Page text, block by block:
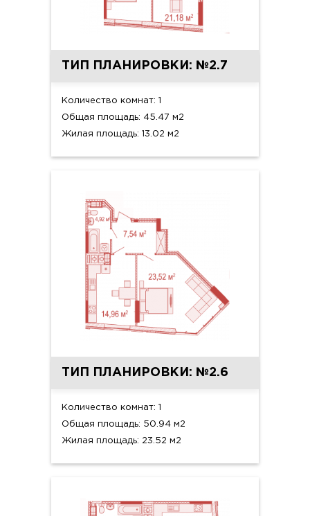
ТИП ПЛАНИРОВКИ: №2.7
Количество комнат: 1
Общая площадь: 45.47 м2
Жилая площадь: 13.02 м2
ТИП ПЛАНИРОВКИ: №2.6
Количество комнат: 1
Общая площадь: 50.94 м2
Жилая площадь: 23.52 м2